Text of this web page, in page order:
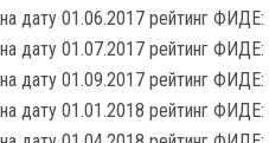
на дату 01.06.2017 рейтинг ФИДЕ:
на дату 01.07.2017 рейтинг ФИДЕ:
на дату 01.09.2017 рейтинг ФИДЕ:
на дату 01.01.2018 рейтинг ФИДЕ: